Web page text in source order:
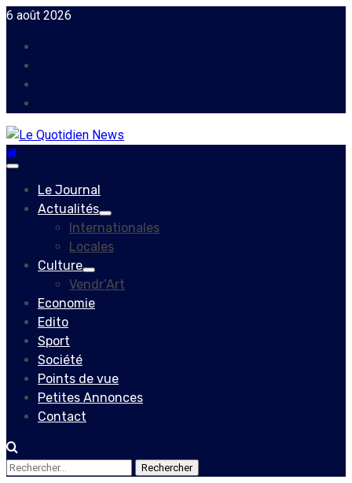
Skip
content
6 août 2026
Primary
Le Journal
Actualités
Internationales
Locales
Culture
Vendr’Art
Economie
Edito
Sport
Société
Points de vue
Petites Annonces
Contact
Rechercher :